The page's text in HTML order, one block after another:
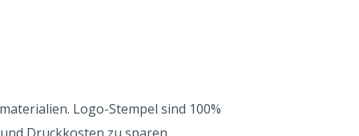
Logo-Stempel sind 100%